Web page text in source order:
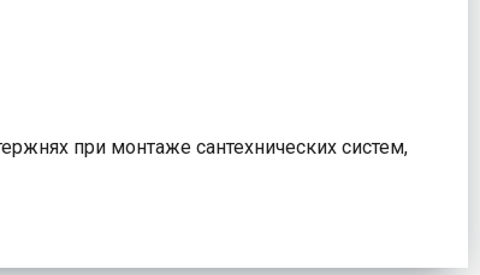
при монтаже сантехнических систем,